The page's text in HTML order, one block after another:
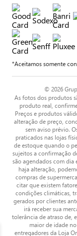
*Aceitamos somente
© 2026
As fotos dos produtos
produto real,
Preços e produtos
alteração de preço,
sem aviso prévio.
praticados nas lojas
de estoque quando o
sujeitos a confirmação
são agendados com dia
haja alteração,
compras de
citar que existem
condições climáticas,
gerados por clientes
irá receber sua
tolerância de atraso de,
maior de idade
entregadores da Loja